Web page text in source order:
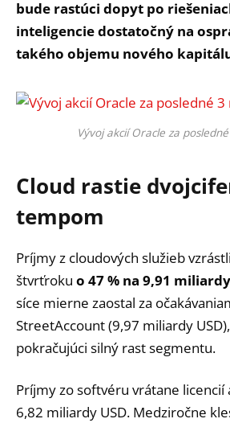
bude rastúci dopyt po
inteligencie dostatočný na
takého objemu nového
Vývoj akcií Oracle za
Cloud rastie
tempom
Príjmy z cloudových služieb
štvrťroku o 47 % na 9,91
síce mierne zaostal za
StreetAccount (9,97 miliardy
pokračujúci silný rast segmentu.
Príjmy zo softvéru vrátane licencií
6,82 miliardy USD. Medziročne